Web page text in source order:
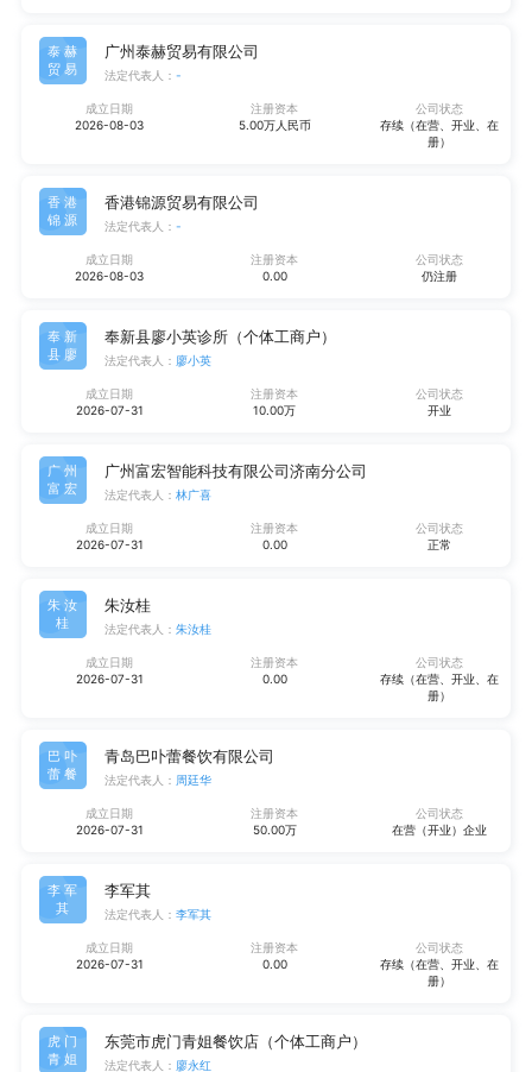
泰赫
贸易
广州泰赫贸易有限公司
法定代表人： -
成立日期
2026-08-03
注册资本
5.00万人民币
公司状态
存续（在营、开业、在
册）
香港
锦源
香港锦源贸易有限公司
法定代表人： -
成立日期
2026-08-03
注册资本
0.00
公司状态
仍注册
奉新
县廖
奉新县廖小英诊所（个体工商户）
法定代表人： 廖小英
成立日期
2026-07-31
注册资本
10.00万
公司状态
开业
广州
富宏
广州富宏智能科技有限公司济南分公司
法定代表人： 林广喜
成立日期
2026-07-31
注册资本
0.00
公司状态
正常
朱汝
桂
朱汝桂
法定代表人： 朱汝桂
成立日期
2026-07-31
注册资本
0.00
公司状态
存续（在营、开业、在
册）
巴卟
蕾餐
青岛巴卟蕾餐饮有限公司
法定代表人： 周廷华
成立日期
2026-07-31
注册资本
50.00万
公司状态
在营（开业）企业
李军
其
李军其
法定代表人： 李军其
成立日期
2026-07-31
注册资本
0.00
公司状态
存续（在营、开业、在
册）
虎门
青姐
东莞市虎门青姐餐饮店（个体工商户）
法定代表人： 廖永红